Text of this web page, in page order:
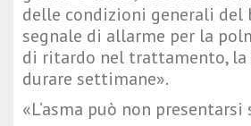
delle condizioni generali del
segnale di allarme per la
di ritardo nel trattamento, la
durare settimane».
«L’asma può non